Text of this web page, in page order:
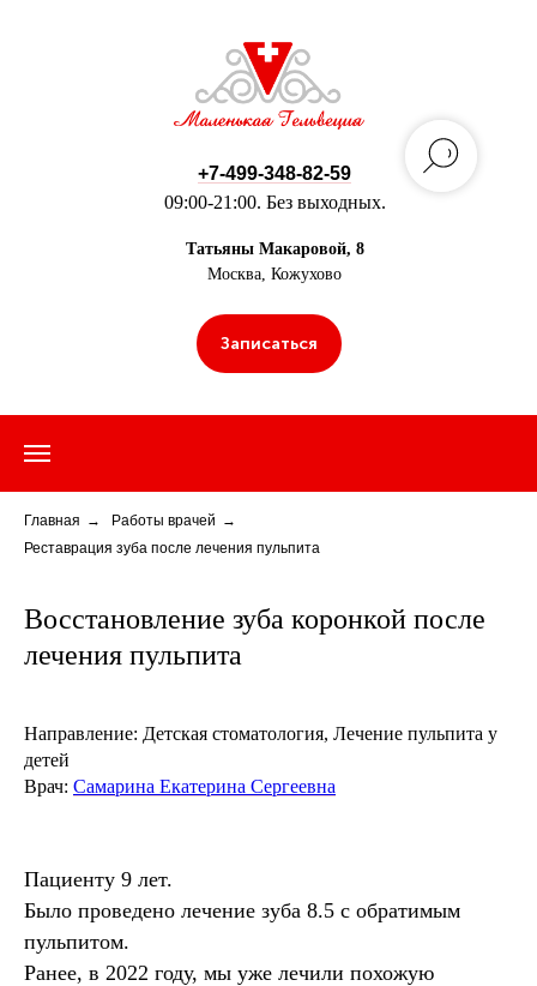
+7-499-348-82-59
09:00-21:00. Без выходных.
Татьяны Макаровой, 8
Москва, Кожухово
Записаться
Главная → Работы врачей →
Реставрация зуба после лечения пульпита
Восстановление зуба коронкой после
лечения пульпита
Направление: Детская стоматология, Лечение пульпита у
детей
Врач: Самарина Екатерина Сергеевна
Пациенту 9 лет.
Было проведено лечение зуба 8.5 с обратимым
пульпитом.
Ранее, в 2022 году, мы уже лечили похожую